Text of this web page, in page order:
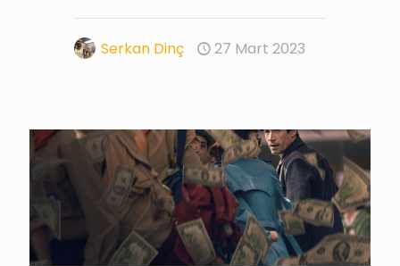
Serkan Dinç 27 Mart 2023